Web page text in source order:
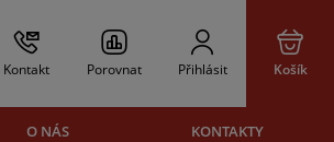
Kontakt Porovnat Přihlásit Košík
O NÁS KONTAKTY